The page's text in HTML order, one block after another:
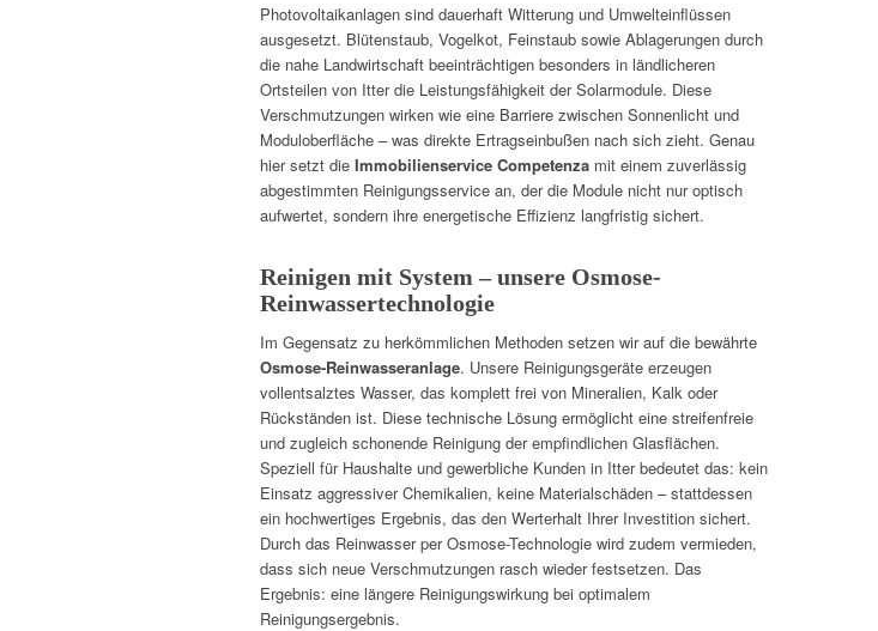
Photovoltaikanlagen sind dauerhaft Witterung und Umwelteinflüssen
ausgesetzt. Blütenstaub, Vogelkot, Feinstaub sowie Ablagerungen durch
die nahe Landwirtschaft beeinträchtigen besonders in ländlicheren
Ortsteilen von Itter die Leistungsfähigkeit der Solarmodule. Diese
Verschmutzungen wirken wie eine Barriere zwischen Sonnenlicht und
Moduloberfläche – was direkte Ertragseinbußen nach sich zieht. Genau
hier setzt die Immobilienservice Competenza mit einem zuverlässig
abgestimmten Reinigungsservice an, der die Module nicht nur optisch
aufwertet, sondern ihre energetische Effizienz langfristig sichert.
Reinigen mit System – unsere Osmose-
Reinwassertechnologie
Im Gegensatz zu herkömmlichen Methoden setzen wir auf die bewährte
Osmose-Reinwasseranlage. Unsere Reinigungsgeräte erzeugen
vollentsalztes Wasser, das komplett frei von Mineralien, Kalk oder
Rückständen ist. Diese technische Lösung ermöglicht eine streifenfreie
und zugleich schonende Reinigung der empfindlichen Glasflächen.
Speziell für Haushalte und gewerbliche Kunden in Itter bedeutet das: kein
Einsatz aggressiver Chemikalien, keine Materialschäden – stattdessen
ein hochwertiges Ergebnis, das den Werterhalt Ihrer Investition sichert.
Durch das Reinwasser per Osmose-Technologie wird zudem vermieden,
dass sich neue Verschmutzungen rasch wieder festsetzen. Das
Ergebnis: eine längere Reinigungswirkung bei optimalem
Reinigungsergebnis.